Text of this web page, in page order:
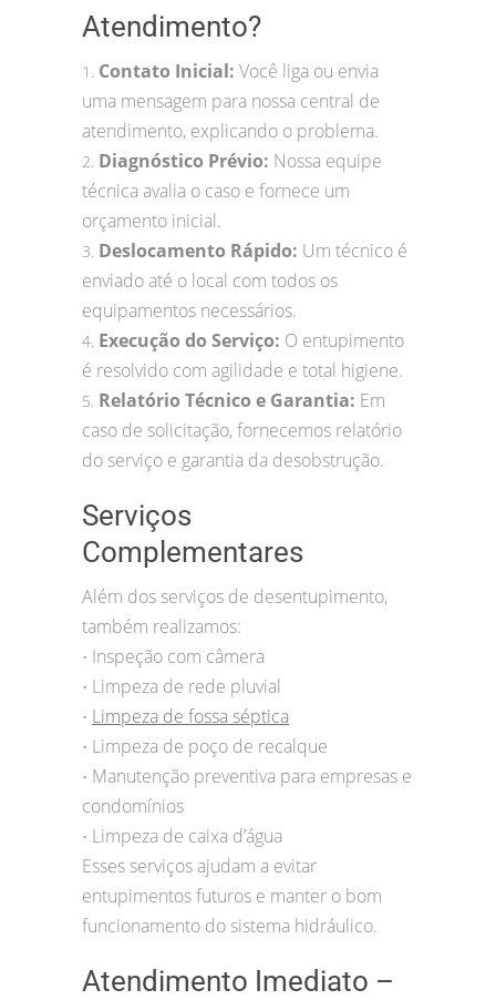
Atendimento?
1. Contato Inicial: Você liga ou envia
uma mensagem para nossa central de
atendimento, explicando o problema.
2. Diagnóstico Prévio: Nossa equipe
técnica avalia o caso e fornece um
orçamento inicial.
3. Deslocamento Rápido: Um técnico é
enviado até o local com todos os
equipamentos necessários.
4. Execução do Serviço: O entupimento
é resolvido com agilidade e total higiene.
5. Relatório Técnico e Garantia: Em
caso de solicitação, fornecemos relatório
do serviço e garantia da desobstrução.
Serviços
Complementares
Além dos serviços de desentupimento,
também realizamos:
• Inspeção com câmera
• Limpeza de rede pluvial
• Limpeza de fossa séptica
• Limpeza de poço de recalque
• Manutenção preventiva para empresas e
condomínios
• Limpeza de caixa d’água
Esses serviços ajudam a evitar
entupimentos futuros e manter o bom
funcionamento do sistema hidráulico.
Atendimento Imediato –